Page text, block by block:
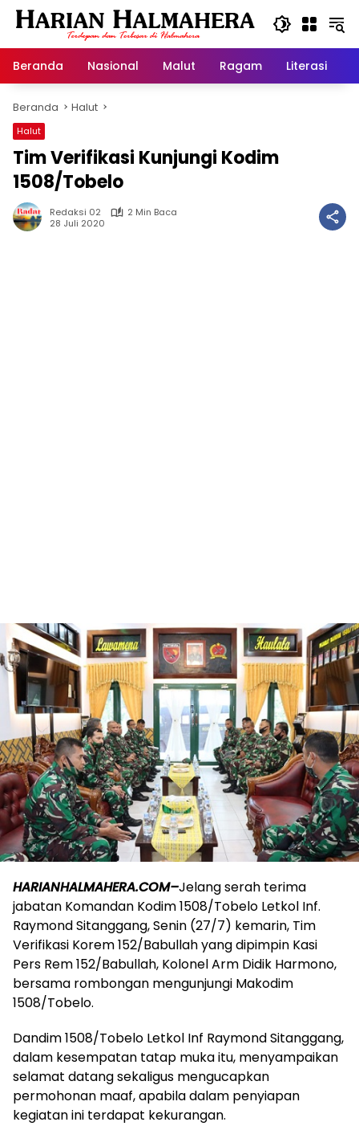
Langsung
Beranda
Nasional Malut Ragam Literasi
Beranda Halut
Halut
Tim Verifikasi Kunjungi Kodim
1508/Tobelo
Redaksi 02
2 Min Baca
28 Juli 2020
HARIANHALMAHERA.COM–Jelang serah terima
jabatan Komandan Kodim 1508/Tobelo Letkol Inf.
Raymond Sitanggang, Senin (27/7) kemarin, Tim
Verifikasi Korem 152/Babullah yang dipimpin Kasi
Pers Rem 152/Babullah, Kolonel Arm Didik Harmono,
bersama rombongan mengunjungi Makodim
1508/Tobelo.
Dandim 1508/Tobelo Letkol Inf Raymond Sitanggang,
dalam kesempatan tatap muka itu, menyampaikan
selamat datang sekaligus mengucapkan
permohonan maaf, apabila dalam penyiapan
kegiatan ini terdapat kekurangan.